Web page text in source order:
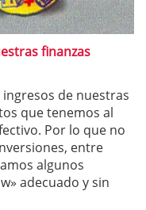
finanzas
de nuestras
que tenemos al
Por lo que no
entre
algunos
adecuado y sin